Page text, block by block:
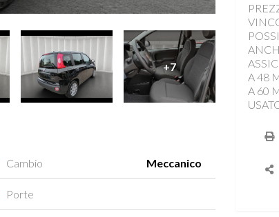
+7
Cambio Meccanico
Porte
A 48
A 60